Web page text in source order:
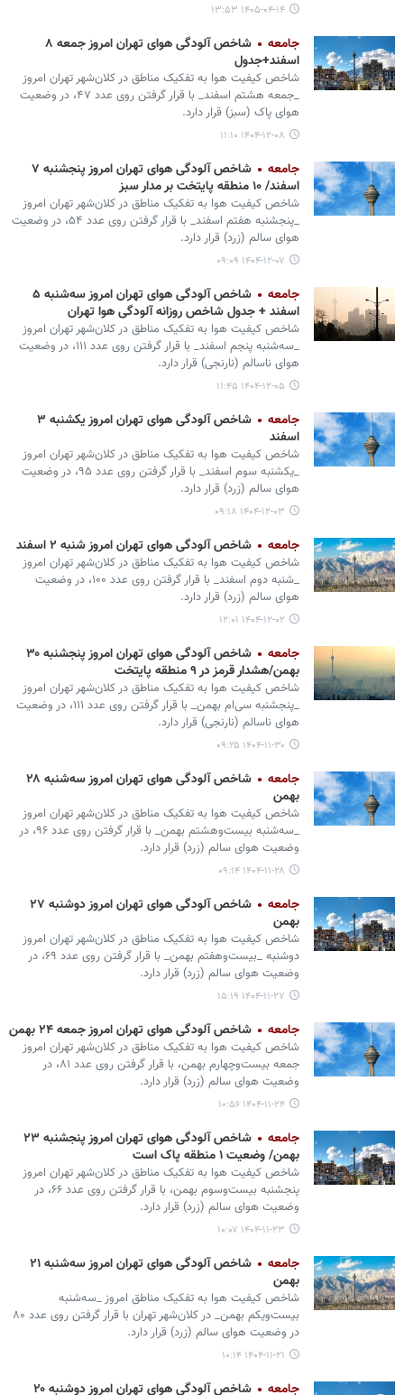
۱۴۰۵-۰۴-۱۴ ۱۳:۵۳
جامعه
شاخص آلودگی هوای تهران امروز جمعه ۸
اسفند+جدول
شاخص کیفیت هوا به تفکیک مناطق در کلان‌شهر تهران امروز
_جمعه هشتم اسفند_ با قرار گرفتن روی عدد ۴۷، در وضعیت
هوای پاک (سبز) قرار دارد.
۱۴۰۴-۱۲-۰۸ ۱۱:۱۰
جامعه
شاخص آلودگی هوای تهران امروز پنجشنبه ۷
اسفند/ ۱۰ منطقه پایتخت بر مدار سبز
شاخص کیفیت هوا به تفکیک مناطق در کلان‌شهر تهران امروز
_پنجشنبه هفتم اسفند_ با قرار گرفتن روی عدد ۵۴، در وضعیت
هوای سالم (زرد) قرار دارد.
۱۴۰۴-۱۲-۰۷ ۰۹:۰۹
جامعه
شاخص آلودگی هوای تهران امروز سه‌شنبه ۵
اسفند + جدول شاخص روزانه آلودگی هوا تهران
شاخص کیفیت هوا به تفکیک مناطق در کلان‌شهر تهران امروز
_سه‌شنبه پنجم اسفند_ با قرار گرفتن روی عدد ۱۱۱، در وضعیت
هوای ناسالم (نارنجی) قرار دارد.
۱۴۰۴-۱۲-۰۵ ۱۱:۴۵
جامعه
شاخص آلودگی هوای تهران امروز یکشنبه ۳
اسفند
شاخص کیفیت هوا به تفکیک مناطق در کلان‌شهر تهران امروز
_یکشنبه سوم اسفند_ با قرار گرفتن روی عدد ۹۵، در وضعیت
هوای سالم (زرد) قرار دارد.
۱۴۰۴-۱۲-۰۳ ۰۹:۱۸
جامعه شاخص آلودگی هوای تهران امروز شنبه ۲ اسفند
شاخص کیفیت هوا به تفکیک مناطق در کلان‌شهر تهران امروز
_شنبه دوم اسفند_ با قرار گرفتن روی عدد ۱۰۰، در وضعیت
هوای سالم (زرد) قرار دارد.
۱۴۰۴-۱۲-۰۲ ۱۲:۰۱
جامعه
شاخص آلودگی هوای تهران امروز پنجشنبه ۳۰
بهمن/هشدار قرمز در ۹ منطقه پایتخت
شاخص کیفیت هوا به تفکیک مناطق در کلان‌شهر تهران امروز
_پنجشنبه سی‌ام بهمن_ با قرار گرفتن روی عدد ۱۱۱، در وضعیت
هوای ناسالم (نارنجی) قرار دارد.
۱۴۰۴-۱۱-۳۰ ۰۹:۲۵
جامعه
شاخص آلودگی هوای تهران امروز سه‌شنبه ۲۸
بهمن
شاخص کیفیت هوا به تفکیک مناطق در کلان‌شهر تهران امروز
_سه‌شنبه بیست‌وهشتم بهمن_ با قرار گرفتن روی عدد ۹۶، در
وضعیت هوای سالم (زرد) قرار دارد.
۱۴۰۴-۱۱-۲۸ ۰۹:۱۴
جامعه
شاخص آلودگی هوای تهران امروز دوشنبه ۲۷
بهمن
شاخص کیفیت هوا به تفکیک مناطق در کلان‌شهر تهران امروز
دوشنبه _بیست‌وهفتم بهمن_ با قرار گرفتن روی عدد ۶۹، در
وضعیت هوای سالم (زرد) قرار دارد.
۱۴۰۴-۱۱-۲۷ ۱۵:۱۹
جامعه شاخص آلودگی هوای تهران امروز جمعه ۲۴ بهمن
شاخص کیفیت هوا به تفکیک مناطق در کلان‌شهر تهران امروز
جمعه بیست‌وچهارم بهمن، با قرار گرفتن روی عدد ۸۱، در
وضعیت هوای سالم (زرد) قرار دارد.
۱۴۰۴-۱۱-۲۴ ۱۰:۵۶
جامعه
شاخص آلودگی هوای تهران امروز پنجشنبه ۲۳
بهمن/ وضعیت ۱ منطقه پاک است
شاخص کیفیت هوا به تفکیک مناطق در کلان‌شهر تهران امروز
پنجشنبه بیست‌وسوم بهمن، با قرار گرفتن روی عدد ۶۶، در
وضعیت هوای سالم (زرد) قرار دارد.
۱۴۰۴-۱۱-۲۳ ۱۰:۰۷
جامعه
شاخص آلودگی هوای تهران امروز سه‌شنبه ۲۱
بهمن‌
شاخص کیفیت هوا به تفکیک مناطق امروز _سه‌شنبه
بیست‌ویکم بهمن‌_ در کلان‌شهر تهران با قرار گرفتن روی عدد ۸۰
در وضعیت هوای سالم (زرد) قرار دارد.
۱۴۰۴-۱۱-۲۱ ۱۰:۱۴
جامعه شاخص آلودگی هوای تهران امروز دوشنبه ۲۰